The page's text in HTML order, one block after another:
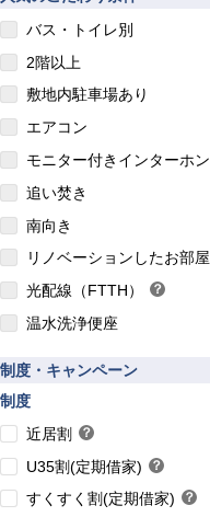
バス・トイレ別
2階以上
敷地内駐車場あり
エアコン
モニター付きインターホン
追い焚き
南向き
リノベーションしたお部屋
光配線（FTTH） ？
ターネット対応について
温水洗浄便座
制度・キャンペーン
制度
近居割
？
ン
ト
こちら
U35割(定期借家) ？
ン
り】35歳以下の方限定
こちら
すくすく割(定期借家) ？
要件あり】満18歳未満のお子様を
しくはご妊娠されている方限定
こちら
世帯や新婚世帯
こちら